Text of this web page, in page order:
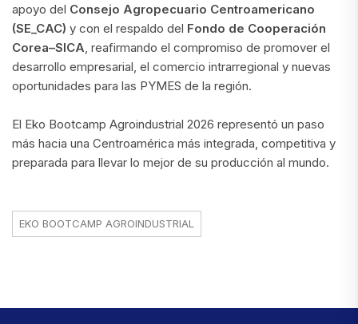
apoyo del Consejo Agropecuario Centroamericano
(SE_CAC) y con el respaldo del Fondo de Cooperación
Corea–SICA , reafirmando el compromiso de promover el
desarrollo empresarial, el comercio intrarregional y nuevas
oportunidades para las PYMES de la región.
El Eko Bootcamp Agroindustrial 2026 representó un paso
más hacia una Centroamérica más integrada, competitiva y
preparada para llevar lo mejor de su producción al mundo.
EKO BOOTCAMP AGROINDUSTRIAL